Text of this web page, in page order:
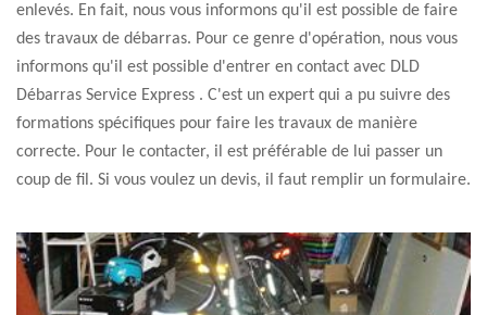
enlevés. En fait, nous vous informons qu'il est possible de faire
des travaux de débarras. Pour ce genre d'opération, nous vous
informons qu'il est possible d'entrer en contact avec DLD
Débarras Service Express . C'est un expert qui a pu suivre des
formations spécifiques pour faire les travaux de manière
correcte. Pour le contacter, il est préférable de lui passer un
coup de fil. Si vous voulez un devis, il faut remplir un formulaire.